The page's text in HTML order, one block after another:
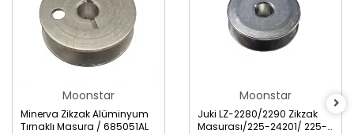
Moonstar
Minerva Zikzak Alüminyum
Tırnaklı Masura / 685051AL
Moonstar
Juki LZ-2280/2290 Zikzak
Masurası/225-24201/ 225-